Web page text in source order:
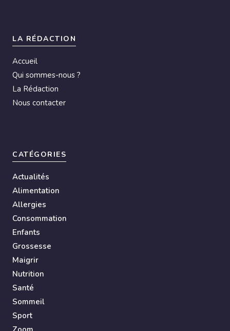
LA RÉDACTION
Accueil
Qui sommes-nous ?
La Rédaction
Nous contacter
CATÉGORIES
Actualités
Alimentation
Allergies
Consommation
Enfants
Grossesse
Maigrir
Nutrition
Santé
Sommeil
Sport